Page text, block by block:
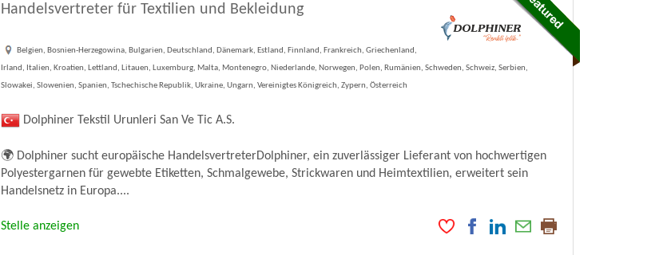
Handelsvertreter für Textilien und Bekleidung
Belgien, Bosnien-Herzegowina, Bulgarien, Deutschland, Dänemark, Estland, Finnland, Frankreich, Griechenland,
Irland, Italien, Kroatien, Lettland, Litauen, Luxemburg, Malta, Montenegro, Niederlande, Norwegen, Polen, Rumänien, Schweden, Schweiz, Serbien,
Slowakei, Slowenien, Spanien, Tschechische Republik, Ukraine, Ungarn, Vereinigtes Königreich, Zypern, Österreich
Dolphiner Tekstil Urunleri San Ve Tic A.S.
🌍 Dolphiner sucht europäische HandelsvertreterDolphiner, ein zuverlässiger Lieferant von hochwertigen
Polyestergarnen für gewebte Etiketten, Schmalgewebe, Strickwaren und Heimtextilien, erweitert sein
Handelsnetz in Europa....
Stelle anzeigen